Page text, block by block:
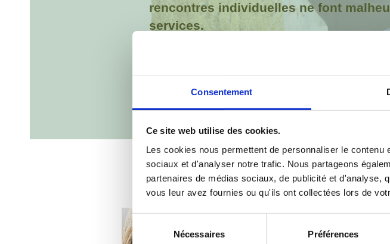
Consentement
Ce site web utilise des cookies.
Les cookies nous permettent de personnaliser le
sociaux et d'analyser notre trafic. Nous partageons
partenaires de médias sociaux, de publicité et d'analyse,
vous leur avez fournies ou qu'ils ont collectées lors de
Sélection
du
Nécessaires Préférences
rencontres individuelles ne font
services.